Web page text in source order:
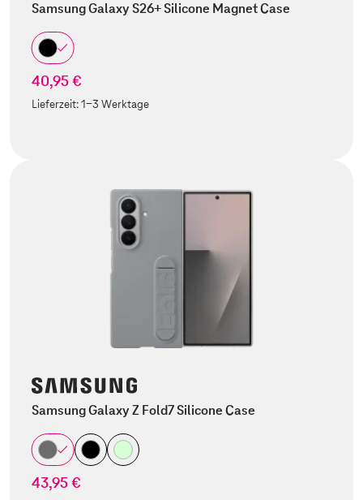
Samsung Galaxy S26+ Silicone Magnet Case
40,95 €
Lieferzeit:1-3 Werktage
Samsung Galaxy Z Fold7 Silicone Case
43,95 €